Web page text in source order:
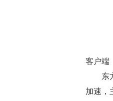
客户端
东
加速，